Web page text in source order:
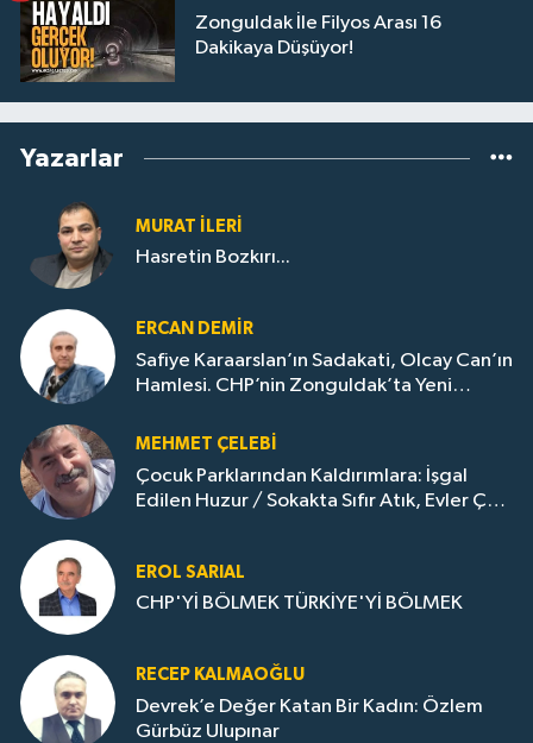
Zonguldak İle Filyos Arası 16
Dakikaya Düşüyor!
Yazarlar
MURAT İLERI
Hasretin Bozkırı...
ERCAN DEMIR
Safiye Karaarslan’ın Sadakati, Olcay Can’ın
Hamlesi. CHP’nin Zonguldak’ta Yeni
MEHMET ÇELEBI
Çocuk Parklarından Kaldırımlara: İşgal
Edilen Huzur / Sokakta Sıfır Atık, Evler Çöp
EROL SARIAL
CHP'Yİ BÖLMEK TÜRKİYE'Yİ BÖLMEK
RECEP KALMAOĞLU
Devrek’e Değer Katan Bir Kadın: Özlem
Gürbüz Ulupınar